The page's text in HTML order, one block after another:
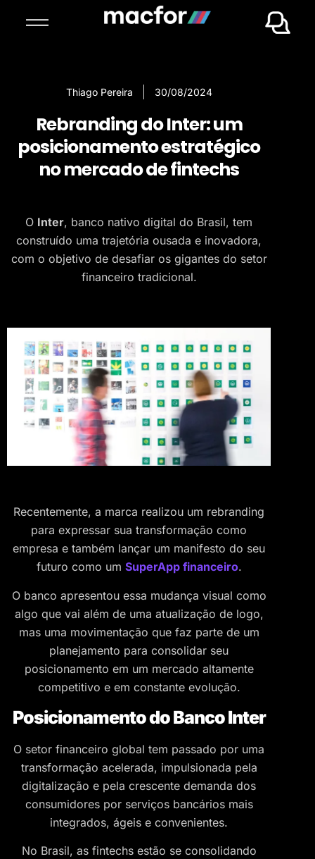
Thiago Pereira 30/08/2024
Rebranding do Inter: um
posicionamento estratégico
no mercado de fintechs
O Inter, banco nativo digital do Brasil, tem
construído uma trajetória ousada e inovadora,
com o objetivo de desafiar os gigantes do setor
financeiro tradicional.
Recentemente, a marca realizou um rebranding
para expressar sua transformação como
empresa e também lançar um manifesto do seu
futuro como um SuperApp financeiro.
O banco apresentou essa mudança visual como
algo que vai além de uma atualização de logo,
mas uma movimentação que faz parte de um
planejamento para consolidar seu
posicionamento em um mercado altamente
competitivo e em constante evolução.
Posicionamento do Banco Inter
O setor financeiro global tem passado por uma
transformação acelerada, impulsionada pela
digitalização e pela crescente demanda dos
consumidores por serviços bancários mais
integrados, ágeis e convenientes.
No Brasil, as fintechs estão se consolidando